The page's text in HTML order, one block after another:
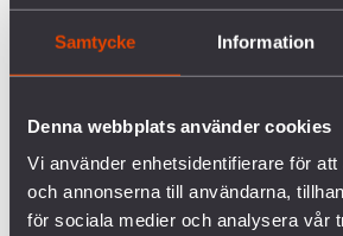
Samtycke Information
Denna webbplats använder cookies
Vi använder enhetsidentifierare för
och annonserna till användarna,
för sociala medier och analysera vår
Kerstin Bergeå, ordförande
Skiljedomsföreningen
Palestinagrupperna i Sverige